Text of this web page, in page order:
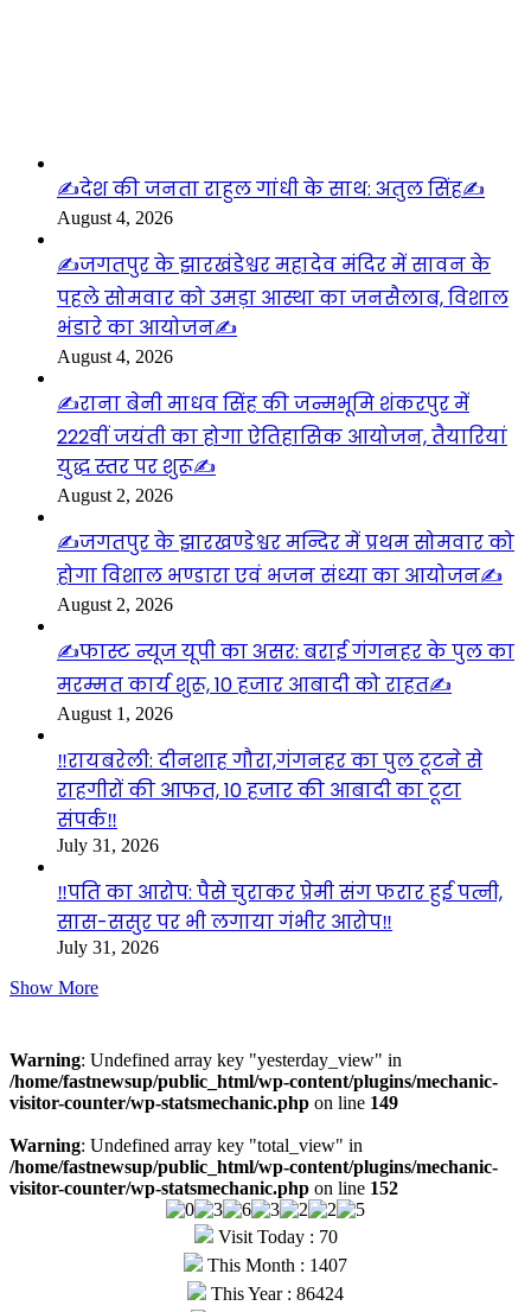
✍️देश की जनता राहुल गांधी के साथ: अतुल सिंह✍️
August 4, 2026
✍️जगतपुर के झारखंडेश्वर महादेव मंदिर में सावन के
पहले सोमवार को उमड़ा आस्था का जनसैलाब, विशाल
भंडारे का आयोजन✍️
August 4, 2026
✍️राना बेनी माधव सिंह की जन्मभूमि शंकरपुर में
222वीं जयंती का होगा ऐतिहासिक आयोजन, तैयारियां
युद्ध स्तर पर शुरू✍️
August 2, 2026
✍️जगतपुर के झारखण्डेश्वर मन्दिर में प्रथम सोमवार को
होगा विशाल भण्डारा एवं भजन संध्या का आयोजन✍️
August 2, 2026
✍️फास्ट न्यूज यूपी का असर: बराई गंगनहर के पुल का
मरम्मत कार्य शुरू, 10 हजार आबादी को राहत✍️
August 1, 2026
‼️रायबरेली: दीनशाह गौरा,गंगनहर का पुल टूटने से
राहगीरों की आफत, 10 हजार की आबादी का टूटा
संपर्क‼️
July 31, 2026
‼️पति का आरोप: पैसे चुराकर प्रेमी संग फरार हुई पत्नी,
सास-ससुर पर भी लगाया गंभीर आरोप‼️
July 31, 2026
Show More
Warning: Undefined array key "yesterday_view" in
/home/fastnewsup/public_html/wp-content/plugins/mechanic-
visitor-counter/wp-statsmechanic.php on line 149
Warning: Undefined array key "total_view" in
/home/fastnewsup/public_html/wp-content/plugins/mechanic-
visitor-counter/wp-statsmechanic.php on line 152
Visit Today : 70
This Month : 1407
This Year : 86424